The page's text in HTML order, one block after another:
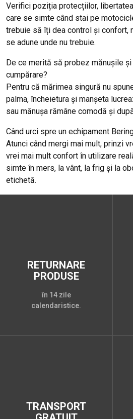
Verifici poziția protecțiilor,
care se simte când stai pe
trebuie să îți dea control și confort,
se adune unde nu trebuie.
De ce merită să probez mănușile
cumpărare?
Pentru că mărimea singură nu
palma, încheietura și manșeta
sau mănușa rămâne comodă și
Când urci spre un echipament
Atunci când mergi mai mult, prinzi
vrei mai mult confort în utilizare
simte în mers, la vânt, la frig și la
etichetă.
RETURNARE
PRODUSE
în 14 zile
calendaristice.
TRANSPORT